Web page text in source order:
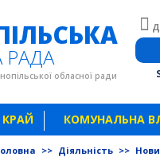
РАДА
обласної ради
КОМУНАЛЬНА
>> Діяльність >>